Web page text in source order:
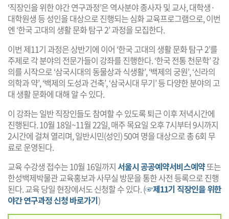
‘직장인을 위한 야간 연구과정’은 역사분야 종사자 및 교사, 대학생·
대학원생 등 성인을 대상으로 진행되는 심화 교육프로그램으로, 이번
엔 ‘한국 고대의 생활 문화 탐구 2’ 과정을 모집한다.
이번 제11기 과정은 상반기에 이어 ‘한국 고대의 생활 문화 탐구 2’를
주제로 각 분야의 전문가들이 강좌를 진행한다. ‘한국 전통 천문학’ 강
의를 시작으로 ‘삼국시대의 동물상과 식생활’, ‘백제의 궁원’, ‘신라의
의학과 약’, ‘백제의 도성과 건축’, ‘삼국시대 무기’ 등 다양한 분야의 고
대 생활 문화에 대해 알 수 있다.
이 강좌는 일반 직장인들도 참여할 수 있도록 퇴근 이후 저녁시간에
진행된다. 10월 18일~11월 22일, 매주 목요일 오후 7시부터 9시까지
2시간에 걸쳐 열리며, 일반시민(성인) 50여 명을 대상으로 총 6회 무
료로 운영된다.
교육 수강생 접수는 10월 16일까지 서울시 공공예약서비스예약또는
한성백제박물관 교육홍보과 사무실 방문을 통한 사전 등록으로 진행
된다. 교육 당일 현장에서도 신청할 수 있다. (☞제11기 직장인을 위한
야간 연구과정 신청 바로가기)